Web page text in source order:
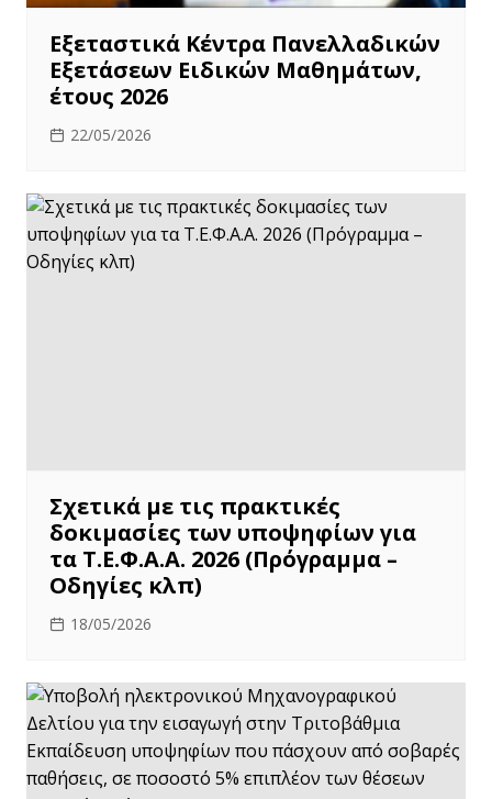
Εξεταστικά Κέντρα Πανελλαδικών
Εξετάσεων Ειδικών Μαθημάτων,
έτους 2026
22/05/2026
Σχετικά με τις πρακτικές
δοκιμασίες των υποψηφίων για
τα Τ.Ε.Φ.Α.Α. 2026 (Πρόγραμμα –
Οδηγίες κλπ)
18/05/2026